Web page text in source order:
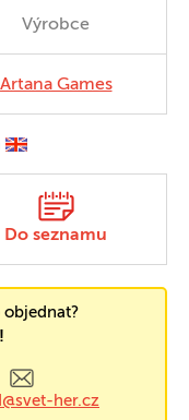
Výrobce
Artana Games
Do seznamu
her.cz